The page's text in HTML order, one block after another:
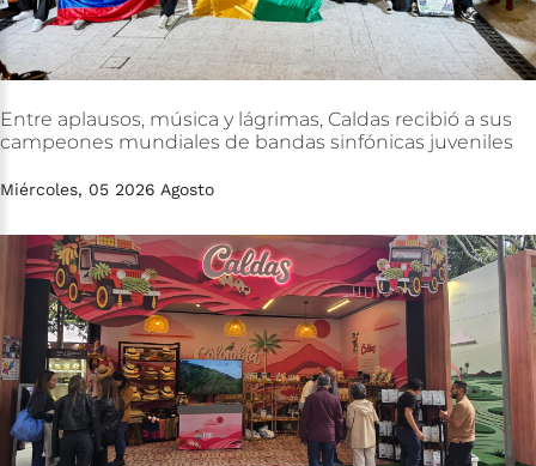
Entre aplausos, música y lágrimas, Caldas recibió a sus
campeones mundiales de bandas sinfónicas juveniles
Miércoles, 05 2026 Agosto